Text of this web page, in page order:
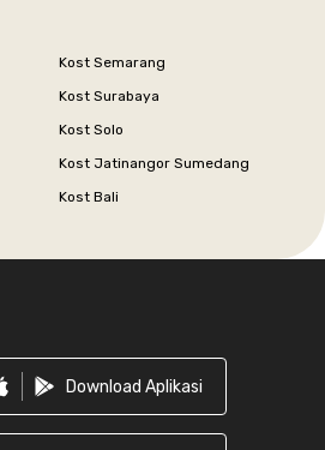
Kost Semarang
Kost Surabaya
Kost Solo
Kost Jatinangor Sumedang
Kost Bali
Download Aplikasi